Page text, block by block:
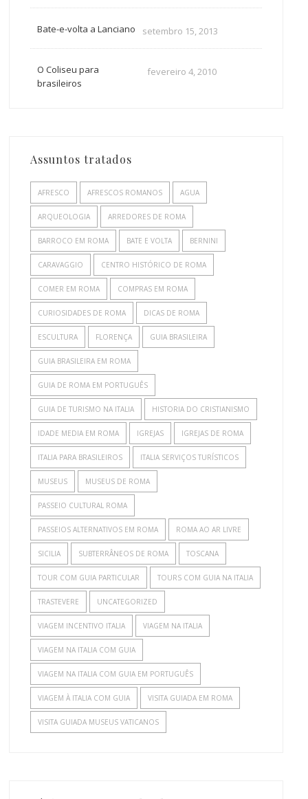
Bate-e-volta a Lanciano setembro 15, 2013
O Coliseu para
brasileiros
fevereiro 4, 2010
Assuntos tratados
AFRESCO AFRESCOS ROMANOS AGUA
ARQUEOLOGIA ARREDORES DE ROMA
BARROCO EM ROMA BATE E VOLTA BERNINI
CARAVAGGIO CENTRO HISTÓRICO DE ROMA
COMER EM ROMA COMPRAS EM ROMA
CURIOSIDADES DE ROMA DICAS DE ROMA
ESCULTURA FLORENÇA GUIA BRASILEIRA
GUIA BRASILEIRA EM ROMA
GUIA DE ROMA EM PORTUGUÊS
GUIA DE TURISMO NA ITALIA HISTORIA DO CRISTIANISMO
IDADE MEDIA EM ROMA IGREJAS IGREJAS DE ROMA
ITALIA PARA BRASILEIROS ITALIA SERVIÇOS TURÍSTICOS
MUSEUS MUSEUS DE ROMA
PASSEIO CULTURAL ROMA
PASSEIOS ALTERNATIVOS EM ROMA ROMA AO AR LIVRE
SICILIA SUBTERRÂNEOS DE ROMA TOSCANA
TOUR COM GUIA PARTICULAR TOURS COM GUIA NA ITALIA
TRASTEVERE UNCATEGORIZED
VIAGEM INCENTIVO ITALIA VIAGEM NA ITALIA
VIAGEM NA ITALIA COM GUIA
VIAGEM NA ITALIA COM GUIA EM PORTUGUÊS
VIAGEM À ITALIA COM GUIA VISITA GUIADA EM ROMA
VISITA GUIADA MUSEUS VATICANOS